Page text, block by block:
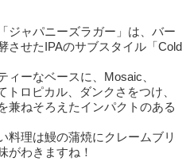
ジャパニーズラガー」は、バー
させたIPAのサブスタイル「Cold
ィーなベースに、Mosaic、
ロピカル、ダンクさをつけ、
兼ねそろえたインパクトのある
料理は鰻の蒲焼にクレームブリ
がわきますね！